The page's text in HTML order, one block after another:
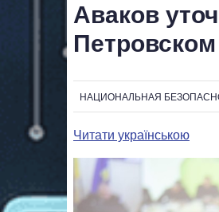
Аваков
Петровском
НАЦИОНАЛЬНАЯ
Читати українською